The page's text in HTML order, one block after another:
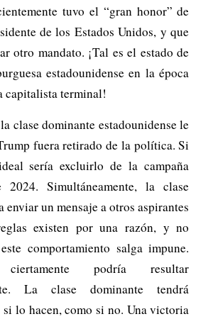
tuvo el “gran honor” de
de los Estados Unidos, y que
otro mandato. ¡Tal es el estado de
estadounidense en la época
capitalista terminal!
clase dominante estadounidense le
fuera retirado de la política. Si
sería excluirlo de la campaña
2024. Simultáneamente, la clase
enviar un mensaje a otros aspirantes
existen por una razón, y no
comportamiento salga impune.
podría resultar
La clase dominante tendrá
si lo hacen, como si no. Una victoria